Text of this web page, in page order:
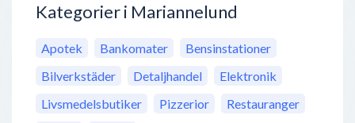
Kategorier i Mariannelund
Apotek Bankomater
Bensinstationer
Bilverkstäder
Detaljhandel
Elektronik
Livsmedelsbutiker
Pizzerior
Restauranger